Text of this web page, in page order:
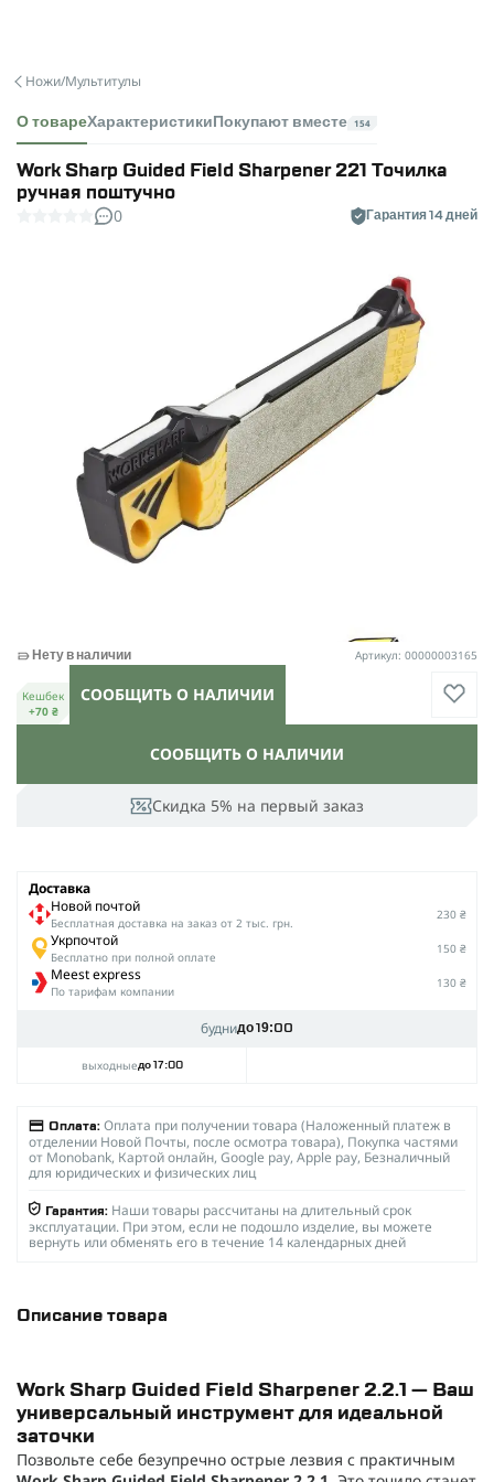
Ножи/Мультитулы
О товареХарактеристики Покупают вместе 154
Work Sharp Guided Field Sharpener 221 Точилка
ручная поштучно
0 Гарантия 14 дней
Скидка 5% на первый заказ
СООБЩИТЬ О НАЛИЧИИ
Нету в наличии Артикул: 00000003165
Кешбек
+70 ₴
СООБЩИТЬ О НАЛИЧИИ
Доставка
Новой почтой
Беcплатная доставка на заказ от 2 тыс. грн.
230 ₴
Укрпочтой
Бесплатно при полной оплате
150 ₴
Meest express
По тарифам компании
130 ₴
буднидо 19:00
выходныедо 17:00
Оплата: Оплата при получении товара (Наложенный платеж в
отделении Новой Почты, после осмотра товара), Покупка частями
от Monobank, Картой онлайн, Google pay, Apple pay, Безналичный
для юридических и физических лиц
Гарантия: Наши товары рассчитаны на длительный срок
эксплуатации. При этом, если не подошло изделие, вы можете
вернуть или обменять его в течение 14 календарных дней
Описание товара
Work Sharp Guided Field Sharpener 2.2.1 — Ваш
универсальный инструмент для идеальной
заточки
Позвольте себе безупречно острые лезвия с практичным